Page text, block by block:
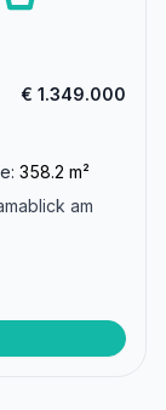
€ 1.349.000
358.2 m²
am